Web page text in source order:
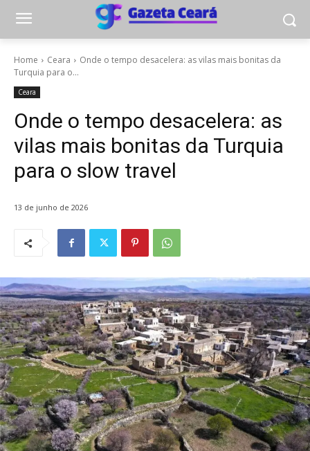
Home Ceara
Onde o tempo desacelera: as vilas mais bonitas da
Turquia para o...
Ceara
Onde o tempo desacelera: as
vilas mais bonitas da Turquia
para o slow travel
13 de junho de 2026